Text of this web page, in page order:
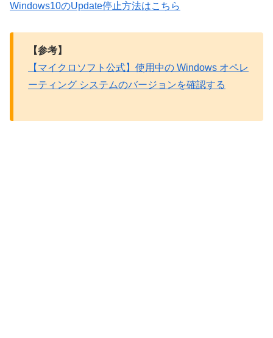
Windows10のUpdate停止方法はこちら
【参考】
【マイクロソフト公式】使用中の Windows オペレ
ーティング システムのバージョンを確認する